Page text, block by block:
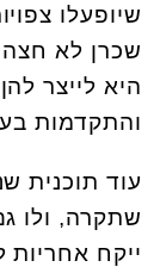
שיופעלו
שכרן לא
היא לייצר
והתקדמות
עוד תוכנית
שתקרה, ולו
ייקח אחריות